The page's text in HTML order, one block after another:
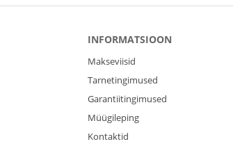
INFORMATSIOON
Makseviisid
Tarnetingimused
Garantiitingimused
Müügileping
Kontaktid